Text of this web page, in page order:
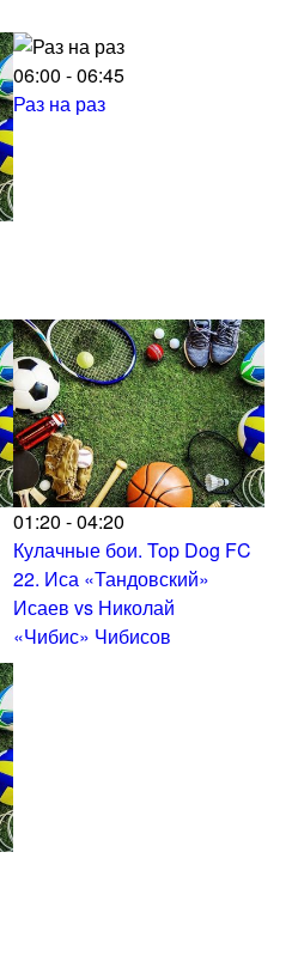
06:00 - 06:45
Раз на раз
01:20 - 04:20
Кулачные бои. Top Dog FC
22. Иса «Тандовский»
Исаев vs Николай
«Чибис» Чибисов